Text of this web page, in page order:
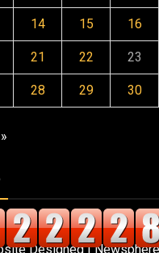
14 15 16
21 22 23
28 29 30
Designed|Newsphere